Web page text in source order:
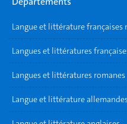
Langue et littérature françaises
Langues et littératures
Langues et littératures romanes
Langue et littérature